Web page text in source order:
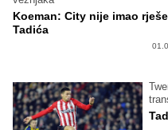
Koeman: City nije imao
Tadića